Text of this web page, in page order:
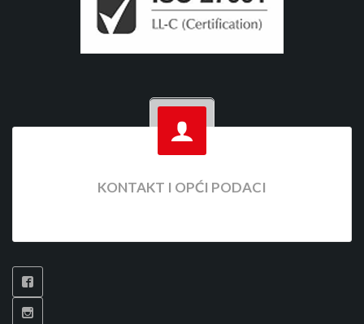
KONTAKT I OPĆI PODACI